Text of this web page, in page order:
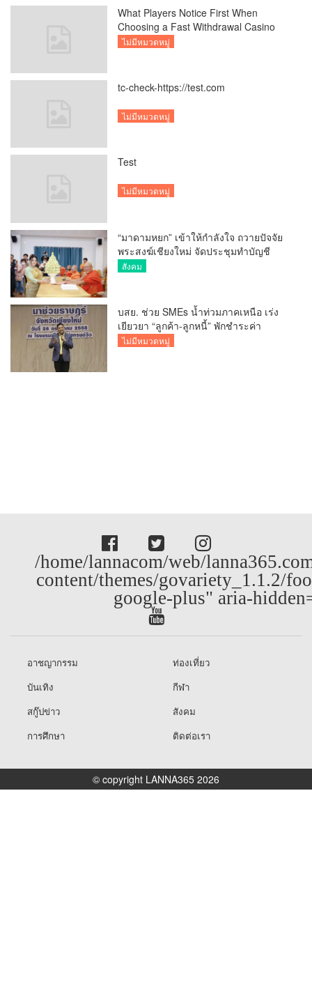
What Players Notice First When
Choosing a Fast Withdrawal Casino
UK
ไม่มีหมวดหมู่
tc-check-https://test.com
ไม่มีหมวดหมู่
Test
ไม่มีหมวดหมู่
“มาดามหยก” เข้าให้กำลังใจ ถวายปัจจัย
พระสงฆ์เชียงใหม่ จัดประชุมทำบัญชี
รายรับรายจ่ายของวัด กว่า 300 รูป ที่วัด
สังคม
บสย. ช่วย SMEs น้ำท่วมภาคเหนือ เร่ง
เยียวยา “ลูกค้า-ลูกหนี้” พักชำระค่า
ธรรมเนียม-ค่างวด
ไม่มีหมวดหมู่
/home/lannacom/web/
content/themes/govariety_1.1.2/
google-plus" aria-
อาชญากรรม
ท่องเที่ยว
บันเทิง
กีฬา
สกู๊ปข่าว
สังคม
การศึกษา
ติดต่อเรา
© copyright LANNA365 2026